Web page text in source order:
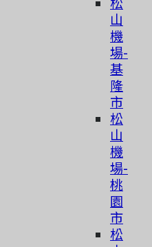
山
機
場-
基
隆
市
松
山
機
場-
桃
園
市
松